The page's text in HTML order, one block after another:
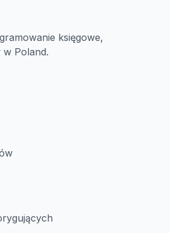
księgowe,
Poland.